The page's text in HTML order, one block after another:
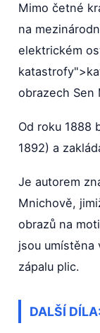
Mimo četné
na
elektrickém
obrazech Sen
Od roku 1888
1892) a
Je autorem
Mnichově,
obrazů na
jsou umístěna
zápalu plic.
DALŠÍ DÍLA: